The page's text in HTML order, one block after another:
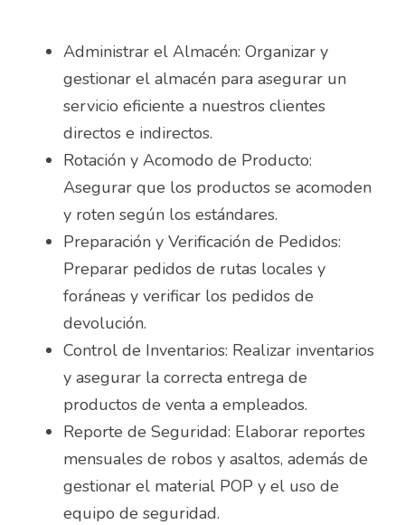
Almacenistas
Analista de Inventarios
Analista de precios unitarios
Asesor Bancario
Asesor comercial
Asesor Comercial
Asesor de credito
Asesor de ventas
Asesor de Venta y Gerente de Sucursal
Publica tu vacante
Administrar el Almacén: Organizar y
gestionar el almacén para asegurar un
servicio eficiente a nuestros clientes
directos e indirectos.
Rotación y Acomodo de Producto:
Asegurar que los productos se acomoden
y roten según los estándares.
Preparación y Verificación de Pedidos:
Preparar pedidos de rutas locales y
foráneas y verificar los pedidos de
devolución.
Control de Inventarios: Realizar inventarios
y asegurar la correcta entrega de
productos de venta a empleados.
Reporte de Seguridad: Elaborar reportes
mensuales de robos y asaltos, además de
gestionar el material POP y el uso de
equipo de seguridad.